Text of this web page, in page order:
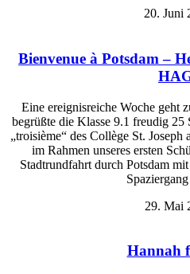
20. Juni
Bienvenue à Potsdam –
Eine ereignisreiche Woche geht
begrüßte die Klasse 9.1 freudig 25
„troisième“ des Collège St. Joseph
im Rahmen unseres ersten
Stadtrundfahrt durch Potsdam
29. Mai
Hannah